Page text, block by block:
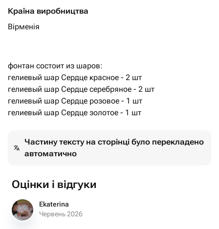
Країна виробництва
Вірменія
фонтан состоит из шаров:
гелиевый шар Сердце красное - 2 шт
гелиевый шар Сердце серебряное - 2 шт
гелиевый шар Сердце розовое - 1 шт
гелиевый шар Сердце золотое - 1 шт
Частину тексту на сторінці було перекладено
автоматично
Оцінки і відгуки
Ekaterina
Червень 2026